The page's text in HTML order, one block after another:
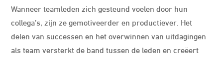
Wanneer teamleden zich gesteund voelen door hun
collega’s, zijn ze gemotiveerder en productiever. Het
delen van successen en het overwinnen van uitdagingen
als team versterkt de band tussen de leden en creëert